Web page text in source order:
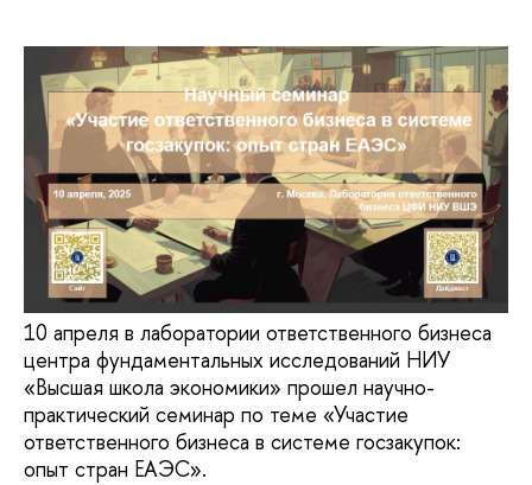
10 апреля в лаборатории ответственного бизнеса
центра фундаментальных исследований НИУ
«Высшая школа экономики» прошел научно-
практический семинар по теме «Участие
ответственного бизнеса в системе госзакупок:
опыт стран ЕАЭС».